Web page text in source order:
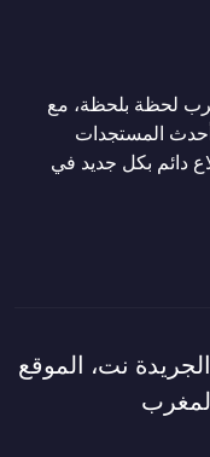
لحظة بلحظة، مع
المستجدات
دائم بكل جديد في
الجريدة نت، الموقع